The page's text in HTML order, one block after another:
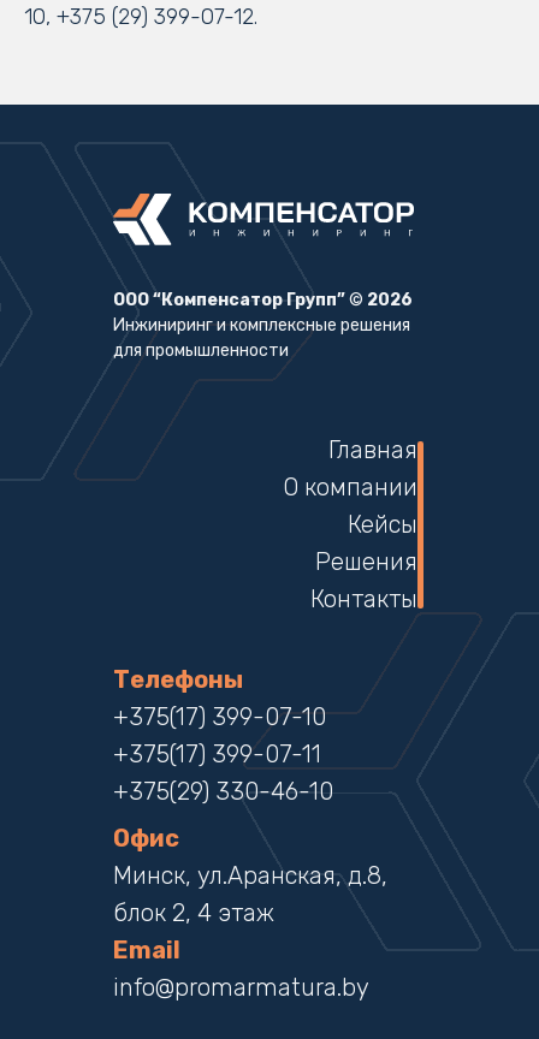
10, +375 (29) 399-07-12.
ООО “Компенсатор Групп”© 2026
Инжиниринг и комплексные решения
для промышленности
Офис
Минск, ул.Аранская, д.8,
блок 2, 4 этаж
Email
info@promarmatura.by
Телефоны
+375(17) 399-07-10
+375(17) 399-07-11
+375(29) 330-46-10
Главная
О компании
Кейсы
Решения
Контакты